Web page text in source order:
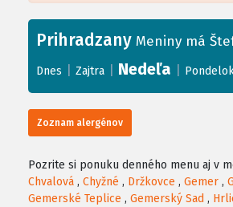
+
−
Prihradzany Meniny má
Dnes Zajtra Nedeľa
Zoznam alergénov
Pozrite si ponuku denného menu aj v
Chvalová , Chyžné , Držkovce , Gemer ,
Gemerské Teplice , Gemerský Sad ,